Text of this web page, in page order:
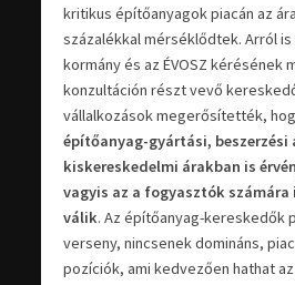
kritikus építőanyagok piacán az
százalékkal mérséklődtek. Arról
kormány és az ÉVOSZ kérésének
konzultáción részt vevő
vállalkozások megerősítették,
építőanyag-gyártási, beszerzési
kiskereskedelmi árakban is
vagyis az a fogyasztók számára
válik. Az építőanyag-kereskedők
verseny, nincsenek domináns,
pozíciók, ami kedvezően hathat